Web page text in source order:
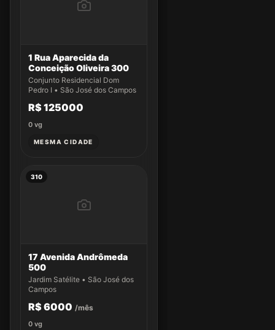
1 Rua Aparecida da
Conceição Oliveira 300
Conjunto Residencial Dom
Pedro I • São José dos Campos
R$ 125000
0 vg
MESMA CIDADE
310
17 Avenida Andrômeda
500
Jardim Satélite • São José dos
Campos
R$ 6000 /mês
0 vg